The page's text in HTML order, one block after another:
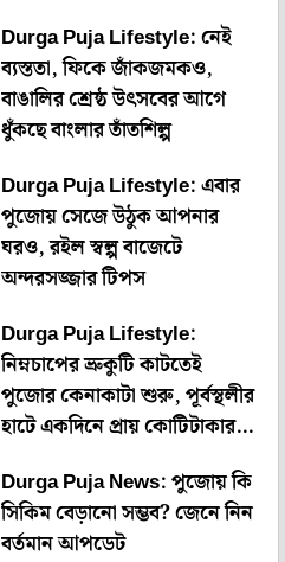
Durga Puja Lifestyle: নেই
ব্যস্ততা, ফিকে জাঁকজমকও,
বাঙালির শ্রেষ্ঠ উৎসবের আগে
ধুঁকছে বাংলার তাঁতশিল্প
Durga Puja Lifestyle: এবার
পুজোয় সেজে উঠুক আপনার
ঘরও, রইল স্বল্প বাজেটে
অন্দরসজ্জার টিপস
Durga Puja Lifestyle:
নিম্নচাপের ভ্রুকুটি কাটতেই
পুজোর কেনাকাটা শুরু, পূর্বস্থলীর
হাটে একদিনে প্রায় কোটিটাকার
Durga Puja News: পুজোয় কি
সিকিম বেড়ানো সম্ভব? জেনে নিন
বর্তমান আপডেট